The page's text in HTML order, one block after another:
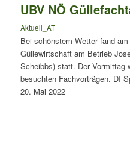
UBV NÖ
Aktuell_AT
Bei schönstem Wetter fand
Güllewirtschaft am Betrieb
Scheibbs) statt. Der Vormittag
besuchten Fachvorträgen. DI
20. Mai 2022